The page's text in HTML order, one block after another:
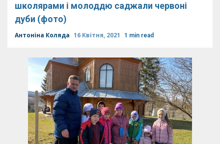
школярами і молоддю саджали червоні
дуби (фото)
Антоніна Коляда 16 Квітня, 2021 1 min read